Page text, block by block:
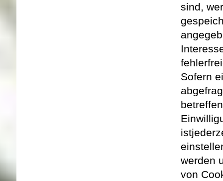
sind,
Sofern
ist
werden
von